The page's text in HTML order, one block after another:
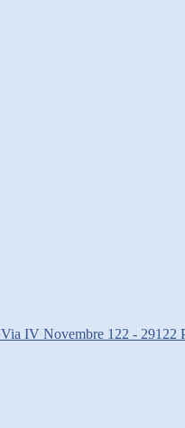
Via IV Novembre 122 - 29122